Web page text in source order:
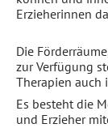
Erzieherinnen
Die Förderräume
zur Verfügung
Therapien auch
Es besteht die
und Erzieher